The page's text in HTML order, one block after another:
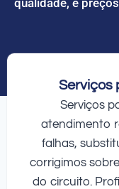
Serviços
Serviços
atendimento
falhas,
corrigimos
do circuito.